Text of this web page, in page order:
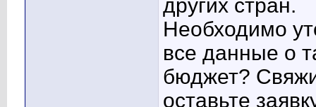
других стран.
Необходимо
все данные о
бюджет?
оставьте